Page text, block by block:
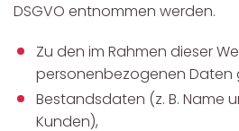
DSGVO entnommen werden.
Zu den im Rahmen dieser
personenbezogenen Daten
Bestandsdaten (z. B. Name
Kunden),